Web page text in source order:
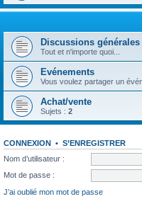
Discussions générales
Tout et n'importe quoi...
Evénements
Vous voulez partager un
Achat/vente
Sujets : 2
CONNEXION • S’ENREGISTRER
Nom d’utilisateur :
Mot de passe :
J’ai oublié mon mot de passe